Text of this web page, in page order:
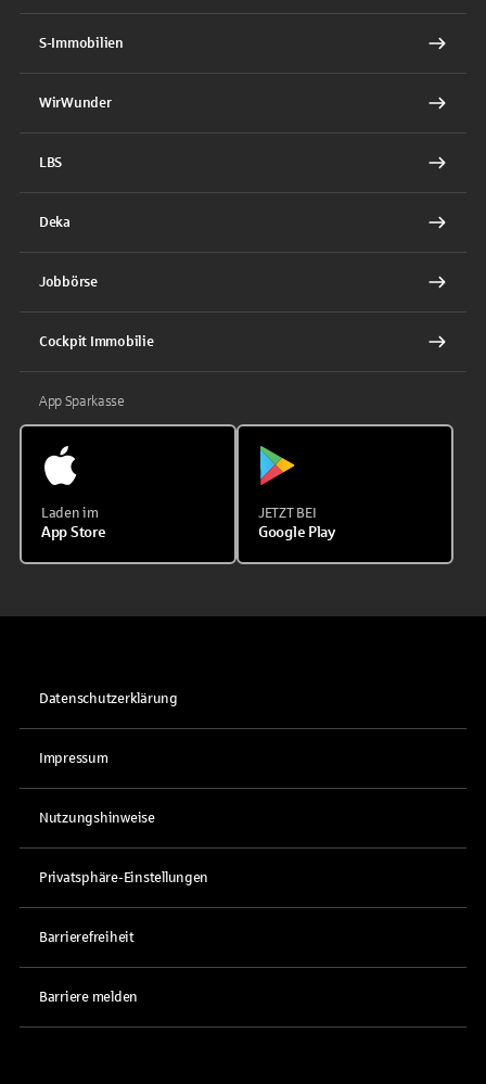
S-Immobilien
WirWunder
LBS
Deka
Jobbörse
Cockpit Immobilie
App Sparkasse
Laden im
App Store
JETZT BEI
Google Play
Datenschutzerklärung
Impressum
Nutzungshinweise
Privatsphäre-Einstellungen
Barrierefreiheit
Barriere melden